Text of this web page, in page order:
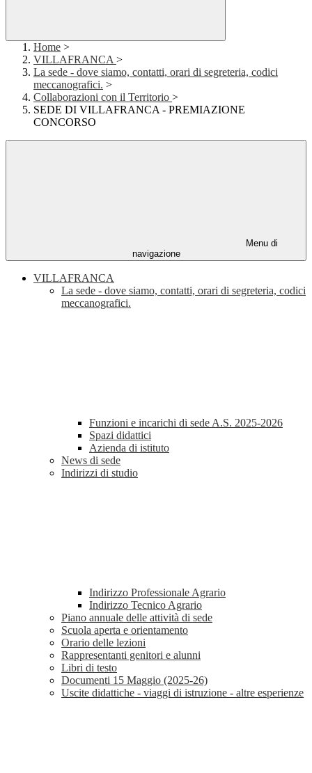
Home >
VILLAFRANCA >
La sede - dove siamo, contatti, orari di segreteria, codici
meccanografici. >
Collaborazioni con il Territorio >
SEDE DI VILLAFRANCA - PREMIAZIONE
CONCORSO
Menu di
navigazione
VILLAFRANCA
La sede - dove siamo, contatti, orari di segreteria, codici
meccanografici.
Funzioni e incarichi di sede A.S. 2025-2026
Spazi didattici
Azienda di istituto
News di sede
Indirizzi di studio
Indirizzo Professionale Agrario
Indirizzo Tecnico Agrario
Piano annuale delle attività di sede
Scuola aperta e orientamento
Orario delle lezioni
Rappresentanti genitori e alunni
Libri di testo
Documenti 15 Maggio (2025-26)
Uscite didattiche - viaggi di istruzione - altre esperienze